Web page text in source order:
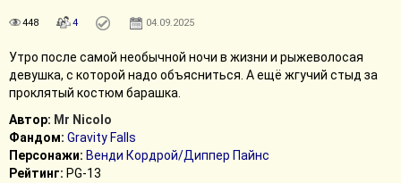
448 4 04.09.2025
Утро после самой необычной ночи в жизни и рыжеволосая
девушка, с которой надо объясниться. А ещё жгучий стыд за
проклятый костюм барашка.
Автор: Mr Nicolo
Фандом: Gravity Falls
Персонажи: Венди Кордрой/Диппер Пайнс
Рейтинг: PG-13